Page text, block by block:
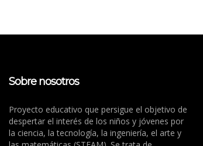
Sobre nosotros
Proyecto educativo que persigue el objetivo de
despertar el interés de los niños y jóvenes por
la ciencia, la tecnología, la ingeniería, el arte y